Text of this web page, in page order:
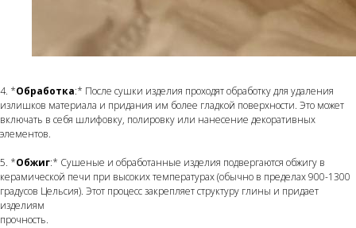
4. *Обработка:* После сушки изделия проходят обработку для удаления
излишков материала и придания им более гладкой поверхности. Это может
включать в себя шлифовку, полировку или нанесение декоративных
элементов.
5. *Обжиг:* Сушеные и обработанные изделия подвергаются обжигу в
керамической печи при высоких температурах (обычно в пределах 900-1300
градусов Цельсия). Этот процесс закрепляет структуру глины и придает
изделиям
прочность.